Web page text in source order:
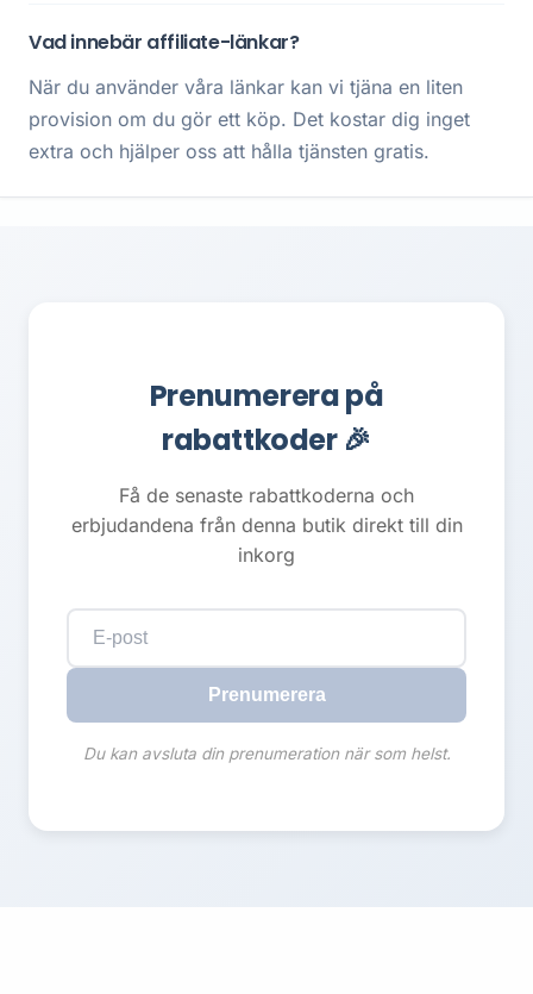
Vad innebär affiliate-länkar?
När du använder våra länkar kan vi tjäna en liten
provision om du gör ett köp. Det kostar dig inget
extra och hjälper oss att hålla tjänsten gratis.
Prenumerera på
rabattkoder 🎉
Få de senaste rabattkoderna och
erbjudandena från denna butik direkt till din
inkorg
Prenumerera
Du kan avsluta din prenumeration när som helst.